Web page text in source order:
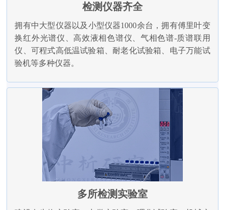
检测仪器齐全
拥有中大型仪器以及小型仪器1000余台，拥有傅里叶变
换红外光谱仪、高效液相色谱仪、气相色谱-质谱联用
仪、可程式高低温试验箱、耐老化试验箱、电子万能试
验机等多种仪器。
多所检测实验室